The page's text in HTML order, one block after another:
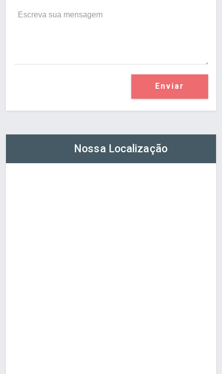
Enviar
Nossa Localização